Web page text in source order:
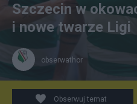
Fot. GettyImages
Szczecin w
i nowe twarze Ligi
obserwathor
Obserwuj temat